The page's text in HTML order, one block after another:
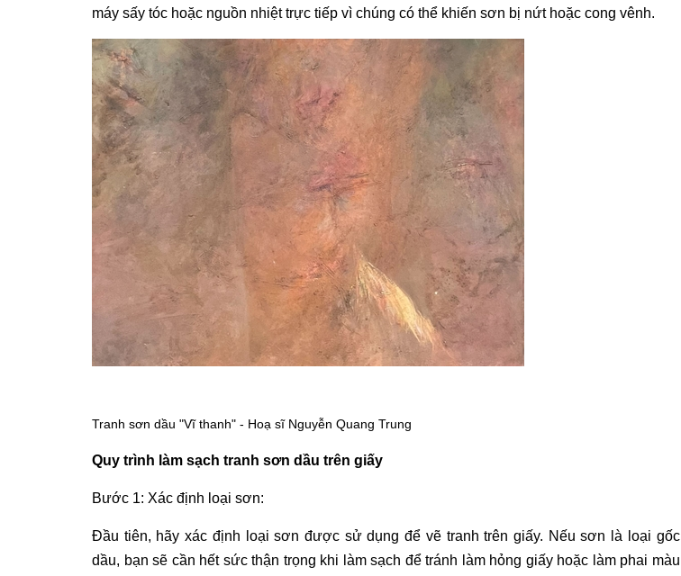
máy sấy tóc hoặc nguồn nhiệt trực tiếp vì chúng có thể khiến sơn bị nứt hoặc cong vênh.
Tranh sơn dầu "Vĩ thanh" - Hoạ sĩ Nguyễn Quang Trung
Quy trình làm sạch tranh sơn dầu trên giấy
Bước 1: Xác định loại sơn:
Đầu tiên, hãy xác định loại sơn được sử dụng để vẽ tranh trên giấy. Nếu sơn là loại gốc
dầu, bạn sẽ cần hết sức thận trọng khi làm sạch để tránh làm hỏng giấy hoặc làm phai màu